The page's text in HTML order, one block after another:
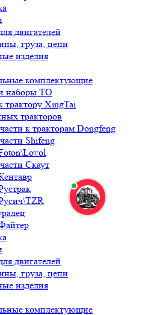
двигателей
груза, цепи
изделия
комплектующие
наборы ТО
трактору XingTai
тракторов
к тракторам Dongfeng
Shifeng
Скаут
двигателей
груза, цепи
изделия
комплектующие